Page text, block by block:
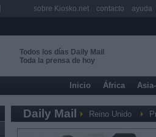
Todos los días Daily Mail
Toda la prensa de hoy
Inicio África
Daily Mail Reino Unido
sobre Kiosko.net contacto ayuda